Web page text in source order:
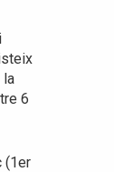
la
6
(1er